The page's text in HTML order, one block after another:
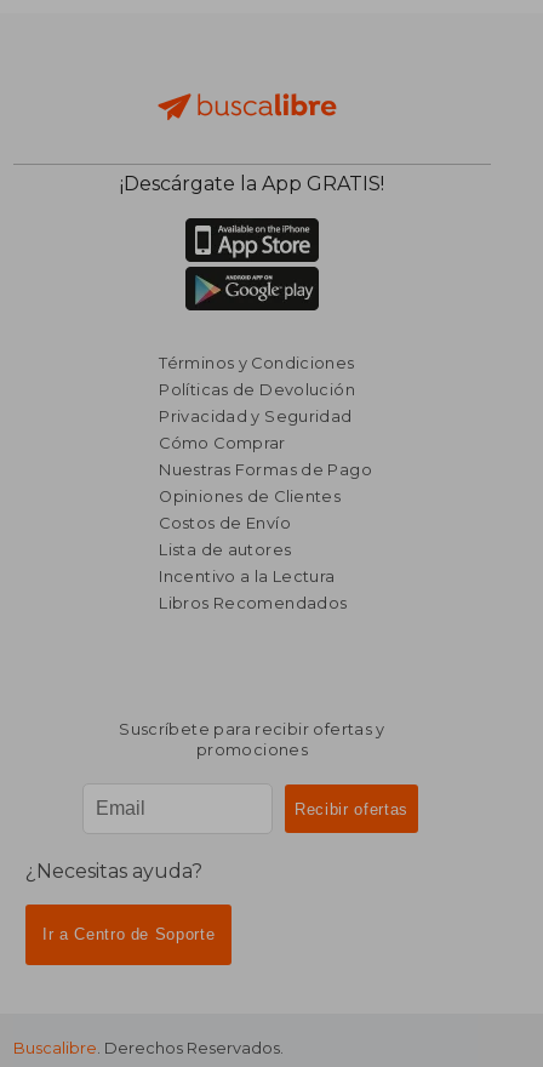
¡Descárgate la App GRATIS!
Términos y Condiciones
Políticas de Devolución
Privacidad y Seguridad
Cómo Comprar
Nuestras Formas de Pago
Opiniones de Clientes
Costos de Envío
Lista de autores
Incentivo a la Lectura
Libros Recomendados
Suscríbete para recibir ofertas y
promociones
¿Necesitas ayuda?
Ir a Centro de Soporte
Buscalibre . Derechos Reservados.